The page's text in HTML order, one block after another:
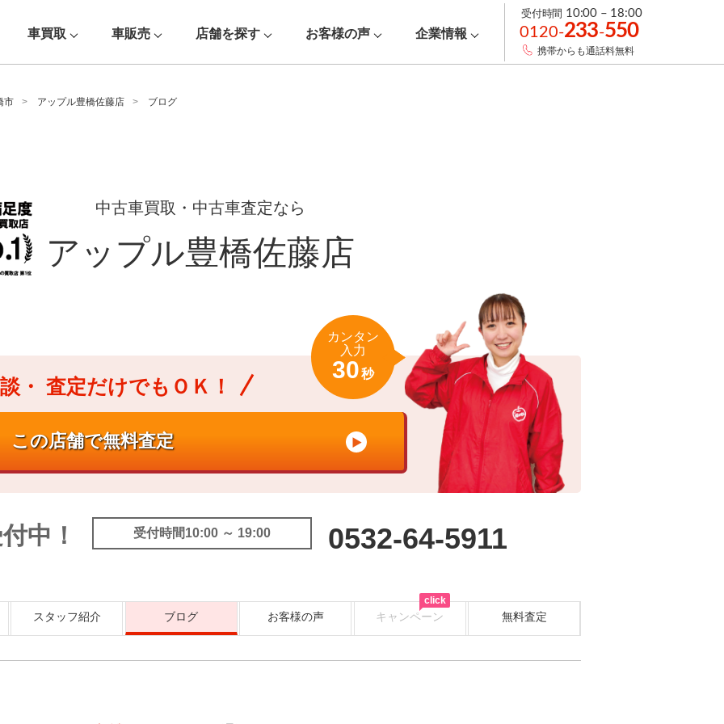
車買取 車販売 店舗を探す お客様の声 企業情報
受付時間 10:00 – 18:00
0120-233-550
携帯からも通話料無料
市 アップル豊橋佐藤店 ブログ
中古車買取・中古車査定なら
アップル豊橋佐藤店
・ 査定だけでもＯＫ！
カンタン
入力
30秒
中！ 受付時間10:00 ～ 19:00 0532-64-5911
スタッフ紹介 ブログ お客様の声 キャンペーン 無料査定
click